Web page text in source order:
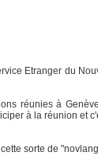
Etranger du
réunies à
à la réunion et
sorte de